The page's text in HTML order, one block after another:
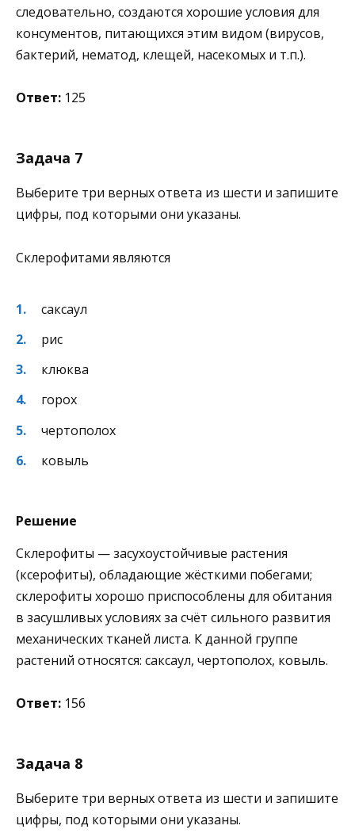
следовательно, создаются хорошие условия для
консументов, питающихся этим видом (вирусов,
бактерий, нематод, клещей, насекомых и т.п.).
Ответ: 125
Задача 7
Выберите три верных ответа из шести и запишите
цифры, под которыми они указаны.
Склерофитами являются
саксаул
рис
клюква
горох
чертополох
ковыль
Решение
Склерофиты — засухоустойчивые растения
(ксерофиты), обладающие жёсткими побегами;
склерофиты хорошо приспособлены для обитания
в засушливых условиях за счёт сильного развития
механических тканей листа. К данной группе
растений относятся: саксаул, чертополох, ковыль.
Ответ: 156
Задача 8
Выберите три верных ответа из шести и запишите
цифры, под которыми они указаны.